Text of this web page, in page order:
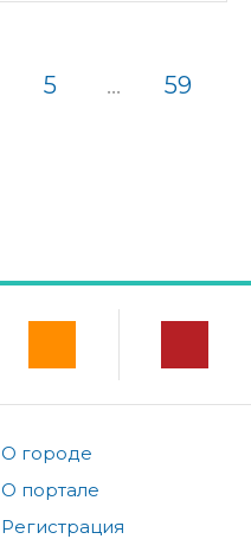
5 ... 59
О городе
О портале
Регистрация